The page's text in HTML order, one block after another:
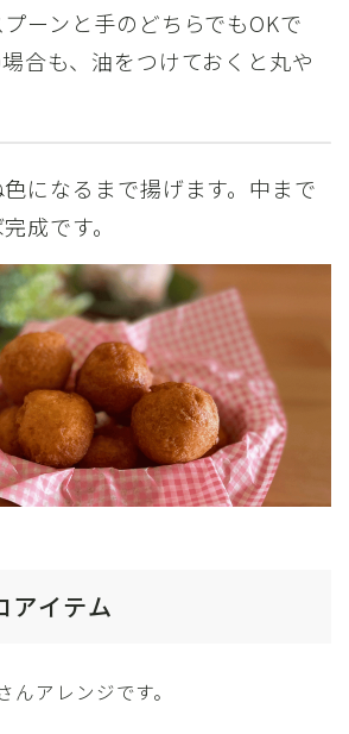
ーンと手のどちらでもOKで
合も、油をつけておくと丸や
になるまで揚げます。中まで
成です。
アイテム
アレンジです。